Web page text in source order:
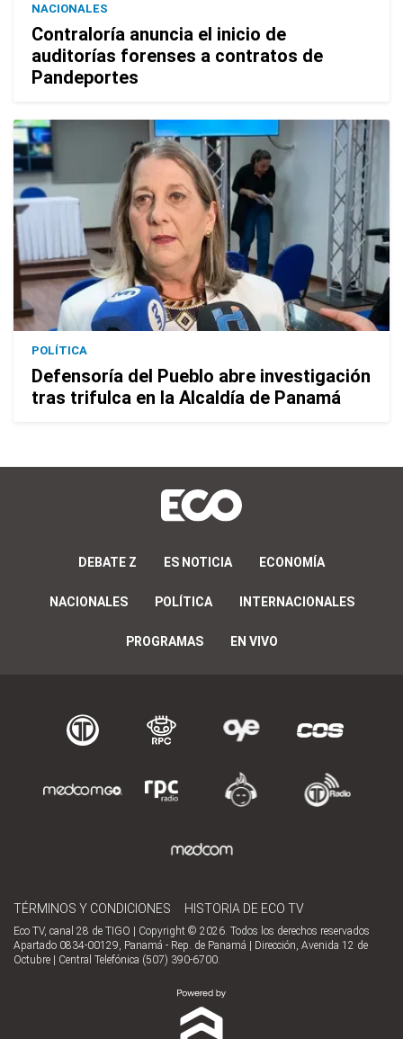
NACIONALES
Contraloría anuncia el inicio de
auditorías forenses a contratos de
Pandeportes
POLÍTICA
Defensoría del Pueblo abre investigación
tras trifulca en la Alcaldía de Panamá
DEBATE Z ES NOTICIA ECONOMÍA
NACIONALES POLÍTICA INTERNACIONALES
PROGRAMAS EN VIVO
TÉRMINOS Y CONDICIONES HISTORIA DE ECO TV
Eco TV, canal 28 de TIGO | Copyright © 2026. Todos los derechos reservados
Apartado 0834-00129, Panamá - Rep. de Panamá | Dirección, Avenida 12 de
Octubre | Central Telefónica (507) 390-6700.